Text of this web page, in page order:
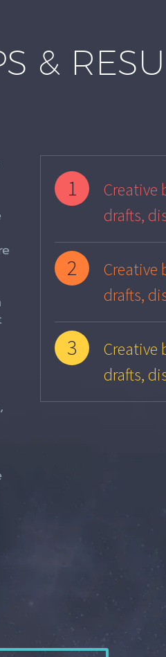
&
1
Creative
drafts,
2
Creative
drafts,
3
Creative
drafts,